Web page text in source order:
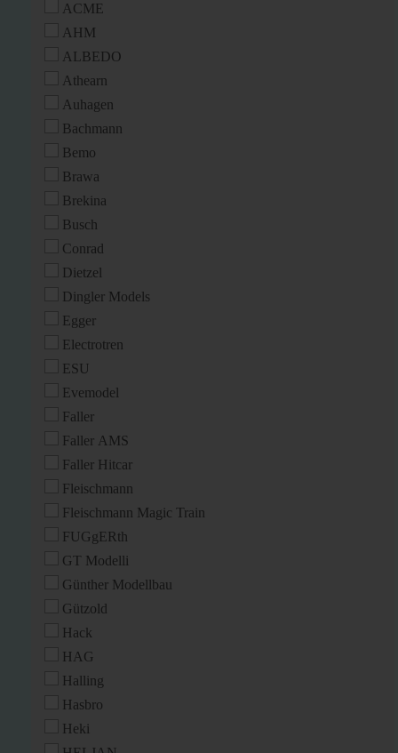
ACME
AHM
ALBEDO
Athearn
Auhagen
Bachmann
Bemo
Brawa
Brekina
Busch
Conrad
Dietzel
Dingler Models
Egger
Electrotren
ESU
Evemodel
Faller
Faller AMS
Faller Hitcar
Fleischmann
Fleischmann Magic Train
FUGgERth
GT Modelli
Günther Modellbau
Gützold
Hack
HAG
Halling
Hasbro
Heki